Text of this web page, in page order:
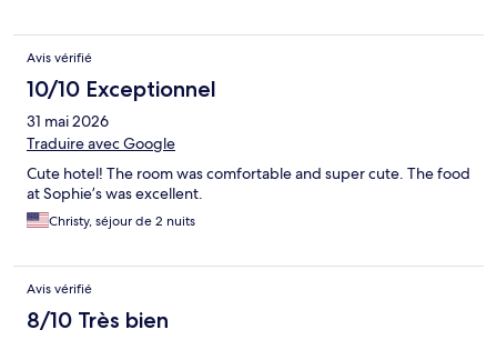
Avis vérifié
10/10 Exceptionnel
31 mai 2026
Traduire avec Google
Cute hotel! The room was comfortable and super cute. The food
at Sophie’s was excellent.
Christy, séjour de 2 nuits
Avis vérifié
8/10 Très bien